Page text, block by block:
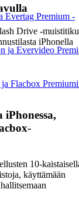
Evertag Premium -
ja Evervideo
Flacbox
Drive -
iPhonella
10-
käyttämään